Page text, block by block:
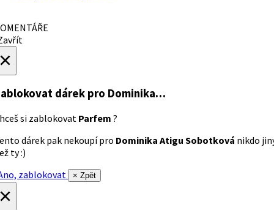
dárek pro Dominika…
si zablokovat Parfem ?
dárek pak nekoupí pro Dominika Atigu Sobotková nikdo
ty :)
zablokovat
× Zpět